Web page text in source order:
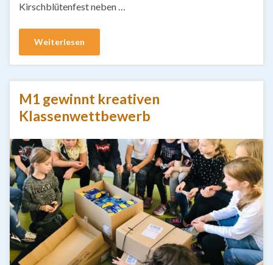
Kirschblütenfest neben …
Weiterlesen
M1 gewinnt kreativen
Klassenwettbewerb